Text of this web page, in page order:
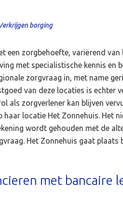
borging
een zorgbehoefte, variërend
met specialistische kennis en
zorgvraag in, met name
van deze locaties is echter
als zorgverlener kan blijven
locatie Het Zonnehuis. Het
wordt gehouden met de
Het Zonnehuis gaat plaats
met bancaire